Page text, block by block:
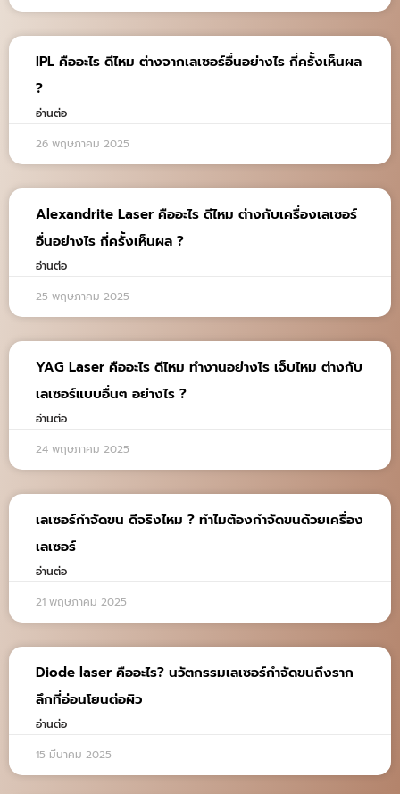
IPL คืออะไร ดีไหม ต่างจากเลเซอร์อื่นอย่างไร กี่ครั้งเห็นผล
?
อ่านต่อ
26 พฤษภาคม 2025
Alexandrite Laser คืออะไร ดีไหม ต่างกับเครื่องเลเซอร์
อื่นอย่างไร กี่ครั้งเห็นผล ?
อ่านต่อ
25 พฤษภาคม 2025
YAG Laser คืออะไร ดีไหม ทำงานอย่างไร เจ็บไหม ต่างกับ
เลเซอร์แบบอื่นๆ อย่างไร ?
อ่านต่อ
24 พฤษภาคม 2025
เลเซอร์กำจัดขน ดีจริงไหม ? ทำไมต้องกำจัดขนด้วยเครื่อง
เลเซอร์
อ่านต่อ
21 พฤษภาคม 2025
Diode laser คืออะไร? นวัตกรรมเลเซอร์กำจัดขนถึงราก
ลึกที่อ่อนโยนต่อผิว
อ่านต่อ
15 มีนาคม 2025